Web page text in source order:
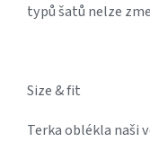
typů šatů nelze
Size & fit
Terka oblékla naši